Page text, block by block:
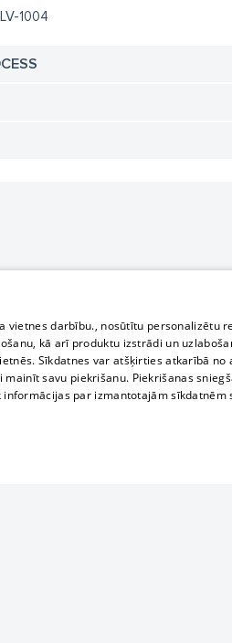
1004
vietnes darbību., nosūtītu personalizētu
kā arī produktu izstrādi un
Sīkdatnes var atšķirties atkarībā no
savu piekrišanu. Piekrišanas
par izmantotajām sīkdatnēm